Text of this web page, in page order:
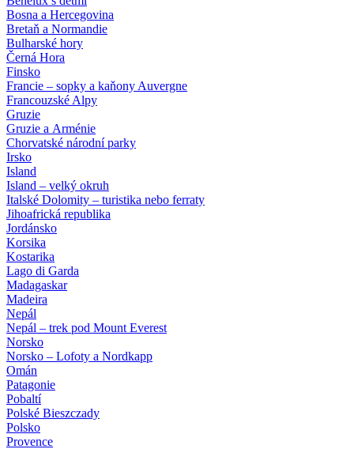
Bosna a Hercegovina
Bretaň a Normandie
Bulharské hory
Černá Hora
Finsko
Francie – sopky a kaňony Auvergne
Francouzské Alpy
Gruzie
Gruzie a Arménie
Chorvatské národní parky
Irsko
Island
Island – velký okruh
Italské Dolomity – turistika nebo ferraty
Jihoafrická republika
Jordánsko
Korsika
Kostarika
Lago di Garda
Madagaskar
Madeira
Nepál
Nepál – trek pod Mount Everest
Norsko
Norsko – Lofoty a Nordkapp
Omán
Patagonie
Pobaltí
Polské Bieszczady
Polsko
Provence